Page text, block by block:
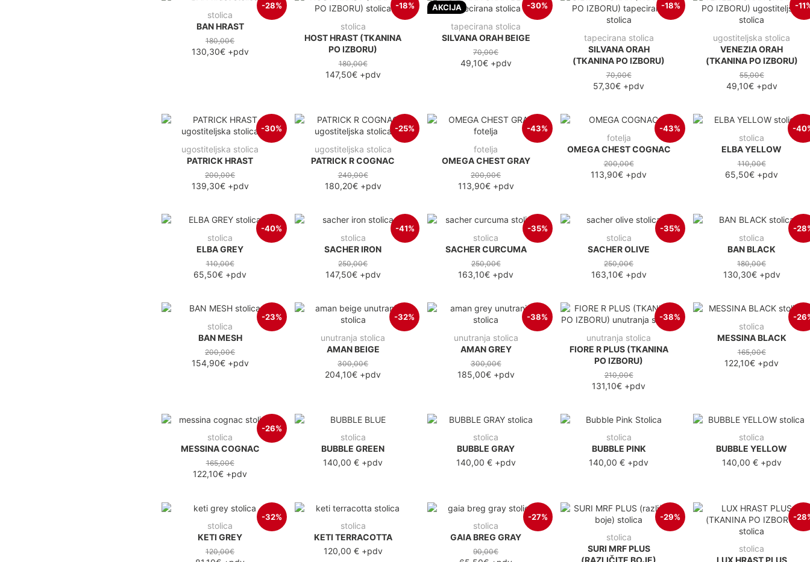
-28%
stolica
BAN HRAST
180,00€
130,30€+pdv
-18%
stolica
HOST HRAST (TKANINA
PO IZBORU)
180,00€
147,50€+pdv
AKCIJA -30%
tapecirana stolica
SILVANA ORAH BEIGE
70,00€
49,10€+pdv
-18%
tapecirana stolica
SILVANA ORAH
(TKANINA PO IZBORU)
70,00€
57,30€ +pdv
-
ugostiteljska stolica
VENEZIA ORAH
(TKANINA PO IZBORU)
55,00€
49,10€+pdv
-30%
ugostiteljska stolica
PATRICK HRAST
200,00€
139,30€+pdv
-25%
ugostiteljska stolica
PATRICK R COGNAC
240,00€
180,20€+pdv
-43%
fotelja
OMEGA CHEST GRAY
200,00€
113,90€+pdv
-43%
fotelja
OMEGA CHEST COGNAC
200,00€
113,90€ +pdv
-
stolica
ELBA YELLOW
110,00€
65,50€ +pdv
-40%
stolica
ELBA GREY
110,00€
65,50€ +pdv
-41%
stolica
SACHER IRON
250,00€
147,50€+pdv
-35%
stolica
SACHER CURCUMA
250,00€
163,10€ +pdv
-35%
stolica
SACHER OLIVE
250,00€
163,10€+pdv
-
stolica
BAN BLACK
180,00€
130,30€+pdv
-23%
stolica
BAN MESH
200,00€
154,90€+pdv
-32%
unutranja stolica
AMAN BEIGE
300,00€
204,10€ +pdv
-38%
unutranja stolica
AMAN GREY
300,00€
185,00€+pdv
-38%
unutranja stolica
FIORE R PLUS (TKANINA
PO IZBORU)
210,00€
131,10€ +pdv
-
stolica
MESSINA BLACK
165,00€
122,10€ +pdv
-26%
stolica
MESSINA COGNAC
165,00€
122,10€ +pdv
stolica
BUBBLE GREEN
140,00 € +pdv
stolica
BUBBLE GRAY
140,00 €+pdv
stolica
BUBBLE PINK
140,00 € +pdv
stolica
BUBBLE YELLOW
140,00 €+pdv
-32%
stolica
KETI GREY
120,00€
stolica
KETI TERRACOTTA
120,00 €+pdv
-27%
stolica
GAIA BREG GRAY
90,00€
-29%
stolica
SURI MRF PLUS
-
stolica